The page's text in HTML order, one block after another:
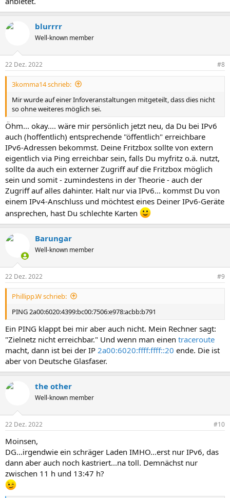
blurrrr
Well-known member
22 Dez. 2022 #8
3komma14 schrieb:
Mir wurde auf einer Infoveranstaltungen mitgeteilt, dass dies nicht
so ohne weiteres möglich sei.
Öhm... okay.... wäre mir persönlich jetzt neu, da Du bei IPv6
auch (hoffentlich) entsprechende "öffentlich" erreichbare
IPv6-Adressen bekommst. Deine Fritzbox sollte von extern
eigentlich via Ping erreichbar sein, falls Du myfritz o.ä. nutzt,
sollte da auch ein externer Zugriff auf die Fritzbox möglich
sein und somit - zumindestens in der Theorie - auch der
Zugriff auf alles dahinter. Halt nur via IPv6... kommst Du von
einem IPv4-Anschluss und möchtest eines Deiner IPv6-Geräte
ansprechen, hast Du schlechte Karten
Barungar
Well-known member
22 Dez. 2022 #9
Phillipp.W schrieb:
PING 2a00:6020:4399:bc00:7506:e978:acbb:b791
Ein PING klappt bei mir aber auch nicht. Mein Rechner sagt:
"Zielnetz nicht erreichbar." Und wenn man einen traceroute
macht, dann ist bei der IP 2a00:6020:ffff:ffff::20 ende. Die ist
aber von Deutsche Glasfaser.
the other
Well-known member
22 Dez. 2022 #10
Moinsen,
DG...irgendwie ein schräger Laden IMHO...erst nur IPv6, das
dann aber auch noch kastriert...na toll. Demnächst nur
zwischen 11 h und 13:47 h?